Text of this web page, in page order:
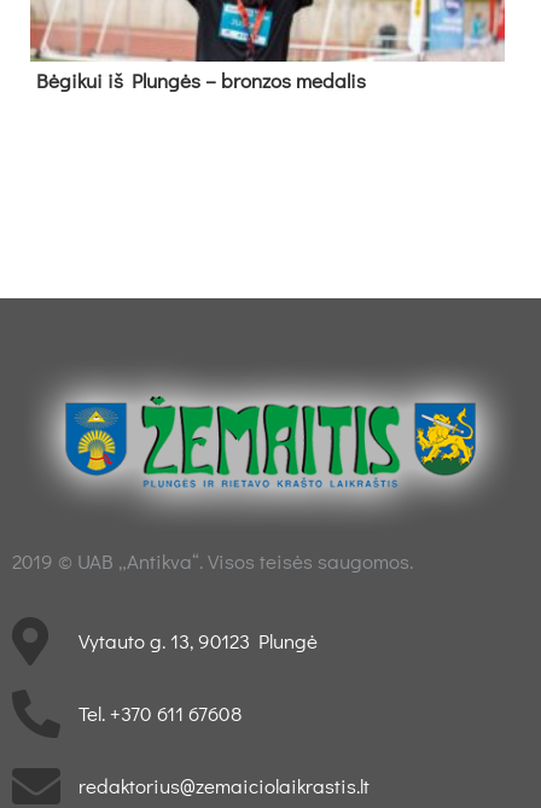
Bė­gi­kui iš Plun­gės – bron­zos me­da­lis
2019 © UAB „Antikva“. Visos teisės saugomos.
Vytauto g. 13, 90123 Plungė
Tel. +370 611 67608
redaktorius@zemaiciolaikrastis.lt